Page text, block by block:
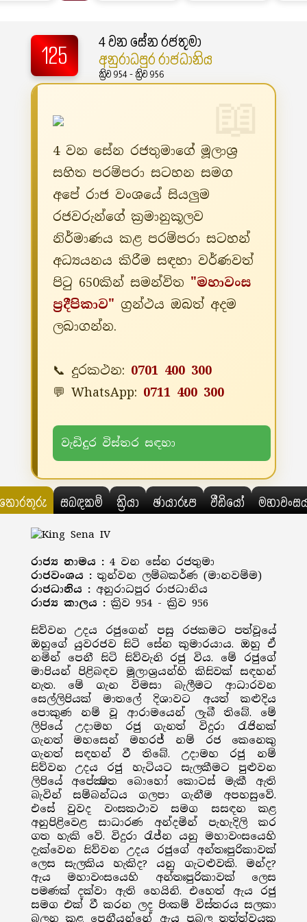
125
4 වන සේන රජතුමා
අනුරාධපුර රාජධානිය
ක්‍රිව 954 - ක්‍රිව 956
4 වන සේන රජතුමාගේ මූලාශ්‍ර
සහිත පරම්පරා සටහන සමග
අපේ රාජ වංශයේ සියලුම
රජවරුන්ගේ ක්‍රමානුකූලව
නිර්මාණය කළ පරම්පරා සටහන්
අධ්‍යයනය කිරීම සඳහා වර්ණවත්
පිටු 650කින් සමන්විත "මහාවංස
ප්‍රදීපිකාව" ග්‍රන්ථය ඔබත් අදම
ලබාගන්න.
📞 දුරකථන: 0701 400 300
💬 WhatsApp: 0711 400 300
වැඩිදුර විස්තර සඳහා
සබඳකම් ක්‍රියා ඡායාරූප වීඩියෝ
රාජ්‍ය නාමය : 4 වන සේන රජතුමා
රාජවංශය : තුන්වන ලම්බකර්ණ (මානවම්ම)
රාජධානිය : අනුරාධපුර රාජධානිය
රාජ්‍ය කාලය : ක්‍රිව 954 - ක්‍රිව 956
සිව්වන උදය රජුගෙන් පසු රජකමට පත්වූයේ
ඔහුගේ යුවරජව සිටි සේන කුමාරයාය. ඔහු ඒ
නමින් පෙනී සිටි සිව්වැනි රජු විය. මේ රජුගේ
මාපියන් පිළිබඳව මූලාශ්‍රයන්හි කිසිවක් සඳහන්
නැත. මේ ගැන විමසා බැලීමට ආධාරවන
සෙල්ලිපියක් මාතලේ දිශාවට අයත් කළුදිය
පොකුණ නම් වූ ආරාමයෙන් ලැබී තිබේ. මේ
ලිපියේ උදාමහ රජු ගැනත් විදුරා රැජිනක්
ගැනත් මහසෙන් මහරජ් නම් රජ කෙනෙකු
ගැනත් සඳහන් වී තිබේ. උදාමහ රජු නම්
සිව්වන උදය රජු හැටියට සැලකීමට පුළුවන
ලිපියේ අපේක්‍ෂිත බොහෝ කොටස් මැකී ඇති
බැවින් සම්බන්ධය ගලපා ගැනීම අපහසුවේ.
එසේ වුවද වංසකථාව සමග සසඳන කළ
අනුපිළිවෙළ සාධාරණ අන්දමින් පැහැදිලි කර
ගත හැකි වේ. විදුරා රැජ්න යනු මහාවංසයෙහි
දැක්වෙන සිව්වන උදය රජුගේ අන්තඃපුරිකාවක්
ලෙස සැලකිය හැකිද? යනු ගැටළුවකි. මන්ද?
ඇය මහාවංසයෙහි අන්තඃපුරිකාවක් ලෙස
පමණක් දක්වා ඇති හෙයිනි. එහෙත් ඇය රජු
සමග එක් වී කරන ලද පිංකම් විස්තරය සලකා
බලන කළ පෙනීයන්නේ ඇය ප්‍රබල තත්ත්වයක